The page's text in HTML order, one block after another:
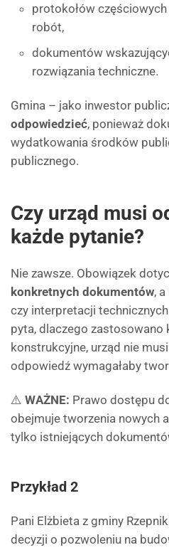
protokołów
robót,
dokumentów
rozwiązania techniczne.
Gmina – jako inwestor
odpowiedzieć, ponieważ
wydatkowania środków
publicznego.
Czy urząd musi
każde pytanie?
Nie zawsze. Obowiązek
konkretnych dokumentów,
czy interpretacji
pyta, dlaczego zastosowano
konstrukcyjne, urząd nie
odpowiedź wymagałaby
⚠️ WAŻNE: Prawo dostępu
obejmuje tworzenia nowych
tylko istniejących
Przykład 2
Pani Elżbieta z gminy
decyzji o pozwoleniu na